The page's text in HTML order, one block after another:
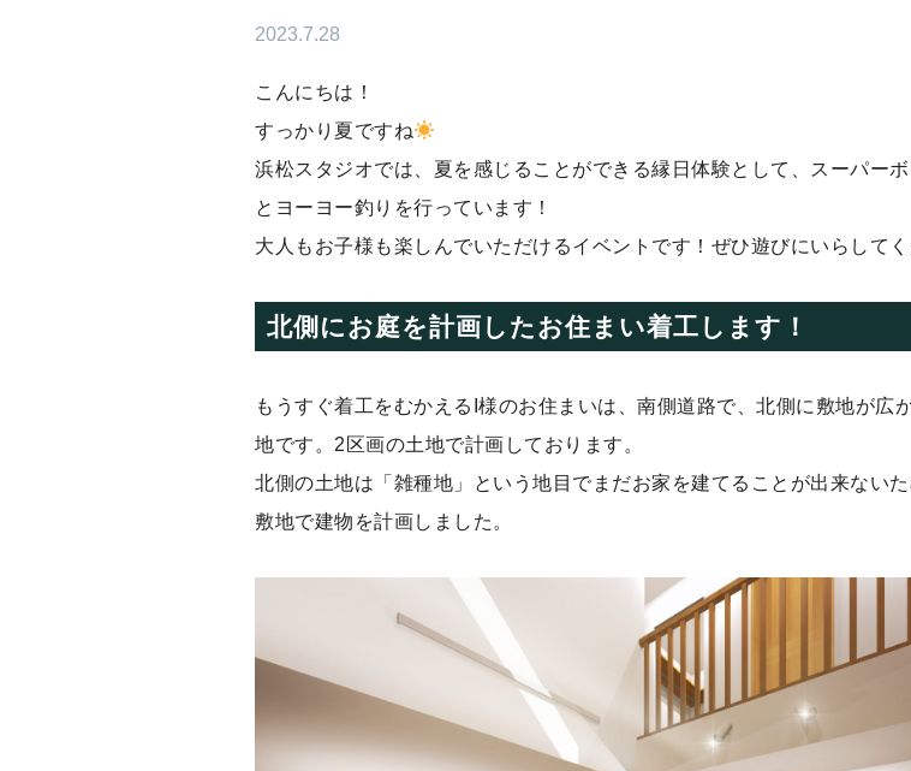
2023.7.28
こんにちは！
すっかり夏ですね
浜松スタジオでは、夏を感じることができる縁日体験として、スーパー
とヨーヨー釣りを行っています！
大人もお子様も楽しんでいただけるイベントです！ぜひ遊びにいらしてく
北側にお庭を計画したお住まい着工します！
もうすぐ着工をむかえるI様のお住まいは、南側道路で、北側に敷地が広
地です。2区画の土地で計画しております。
北側の土地は「雑種地」という地目でまだお家を建てることが出来ない
敷地で建物を計画しました。